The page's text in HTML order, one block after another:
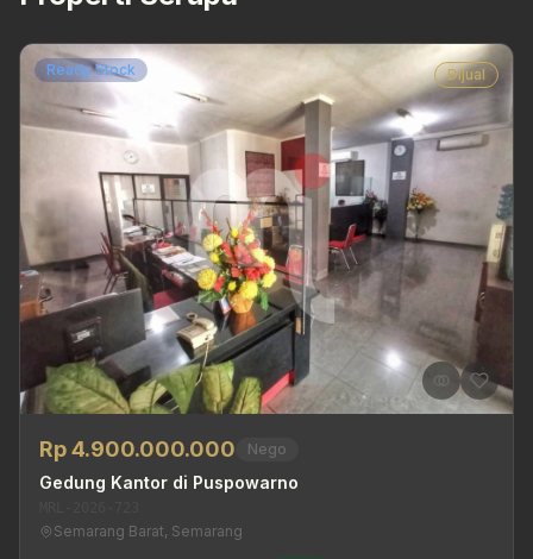
Ready Stock Dijual
Rp 4.900.000.000 Nego
Gedung Kantor di Puspowarno
Semarang Barat, Semarang